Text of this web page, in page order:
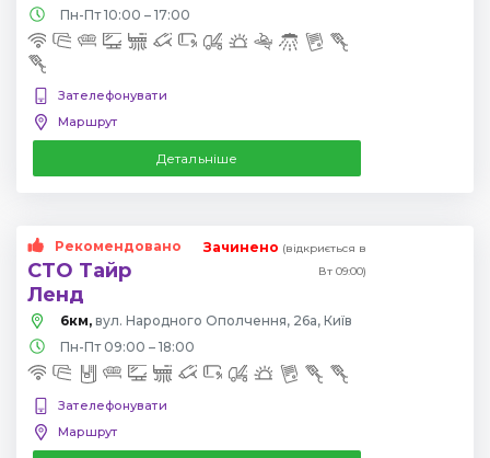
Пн-Пт 10:00 – 17:00
Зателефонувати
Маршрут
Детальніше
Рекомендовано
СТО Тайр
Ленд
Зачинено (відкриється в
Вт 09:00)
6км, вул. Народного Ополчення, 26а, Київ
Пн-Пт 09:00 – 18:00
Зателефонувати
Маршрут